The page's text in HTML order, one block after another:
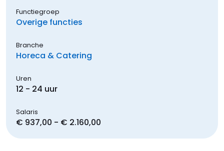
Functiegroep
Overige functies
Branche
Horeca & Catering
Uren
12 - 24 uur
Salaris
€ 937,00 - € 2.160,00